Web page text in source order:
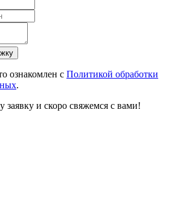
ознакомлен с Политикой обработки
.
и скоро свяжемся с вами!